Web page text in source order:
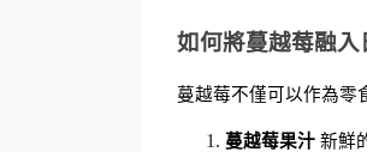
如何將蔓越莓融入
蔓越莓不僅可以作為零
蔓越莓果汁 新鮮